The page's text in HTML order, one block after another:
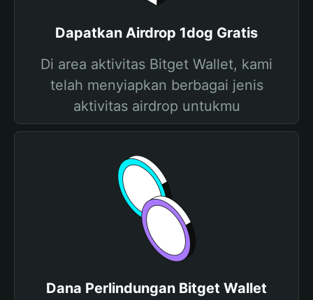
Dapatkan Airdrop 1dog Gratis
Di area aktivitas Bitget Wallet, kami
telah menyiapkan berbagai jenis
aktivitas airdrop untukmu
Dana Perlindungan Bitget Wallet